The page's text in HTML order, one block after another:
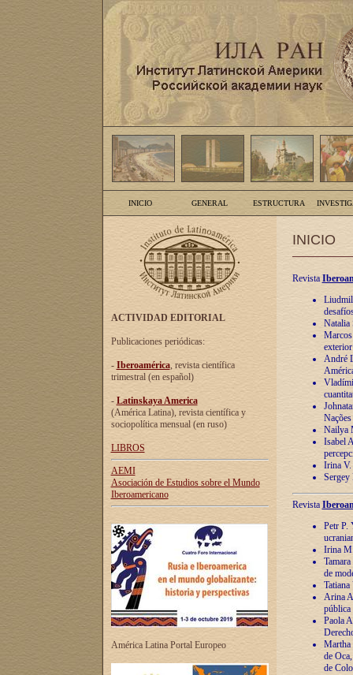
INICIO GENERAL ESTRUCTURA
ACTIVIDAD EDITORIAL
Publicaciones periódicas:
- Iberoamérica, revista científica
trimestral (en español)
- Latinskaya America
(América Latina), revista científica y
sociopolítica mensual (en ruso)
LIBROS
AEMI
Asociación de Estudios sobre el Mundo
Iberoamericano
América Latina Portal Europeo
INICIO
Revista
Natalia
André
Nailya
Isabel
Irina V.
Sergey
Revista
Petr P.
Irina
de
Arina
pública
Paola
Martha
de
de